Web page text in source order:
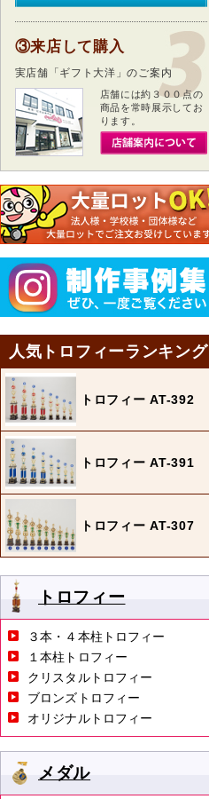
③来店して購入
実店舗「ギフト大洋」のご案内
店舗には約３００点の
商品を常時展示してお
ります。
人気トロフィーランキング
トロフィー AT-392
トロフィー AT-391
トロフィー AT-307
トロフィー
３本・４本柱トロフィー
１本柱トロフィー
クリスタルトロフィー
ブロンズトロフィー
オリジナルトロフィー
メダル